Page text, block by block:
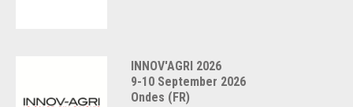
INNOV'AGRI 2026
9-10 September 2026
Ondes (FR)